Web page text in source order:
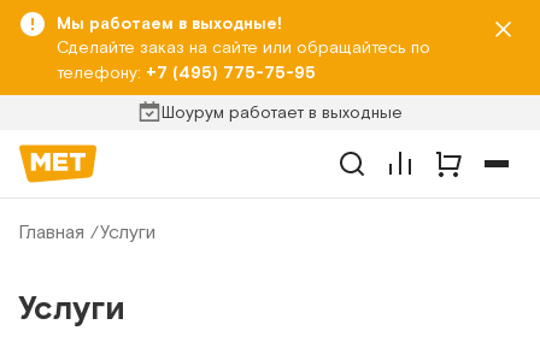
Мы работаем в выходные!
Сделайте заказ на сайте или обращайтесь по
телефону: +7 (495) 775-75-95
Шоурум работает в выходные
Главная Услуги
Услуги